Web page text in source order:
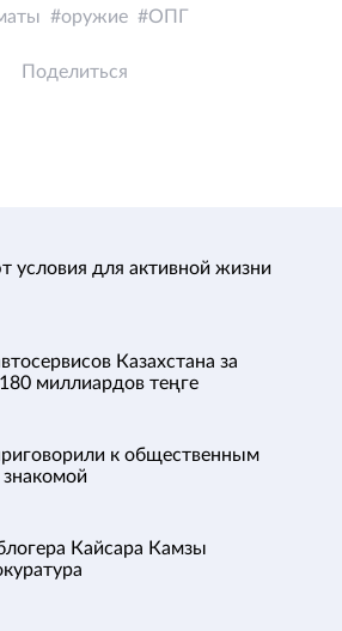
оружие ОПГ
Поделиться
условия для активной жизни
Казахстана за
миллиардов теңге
к общественным
знакомой
Кайсара Камзы